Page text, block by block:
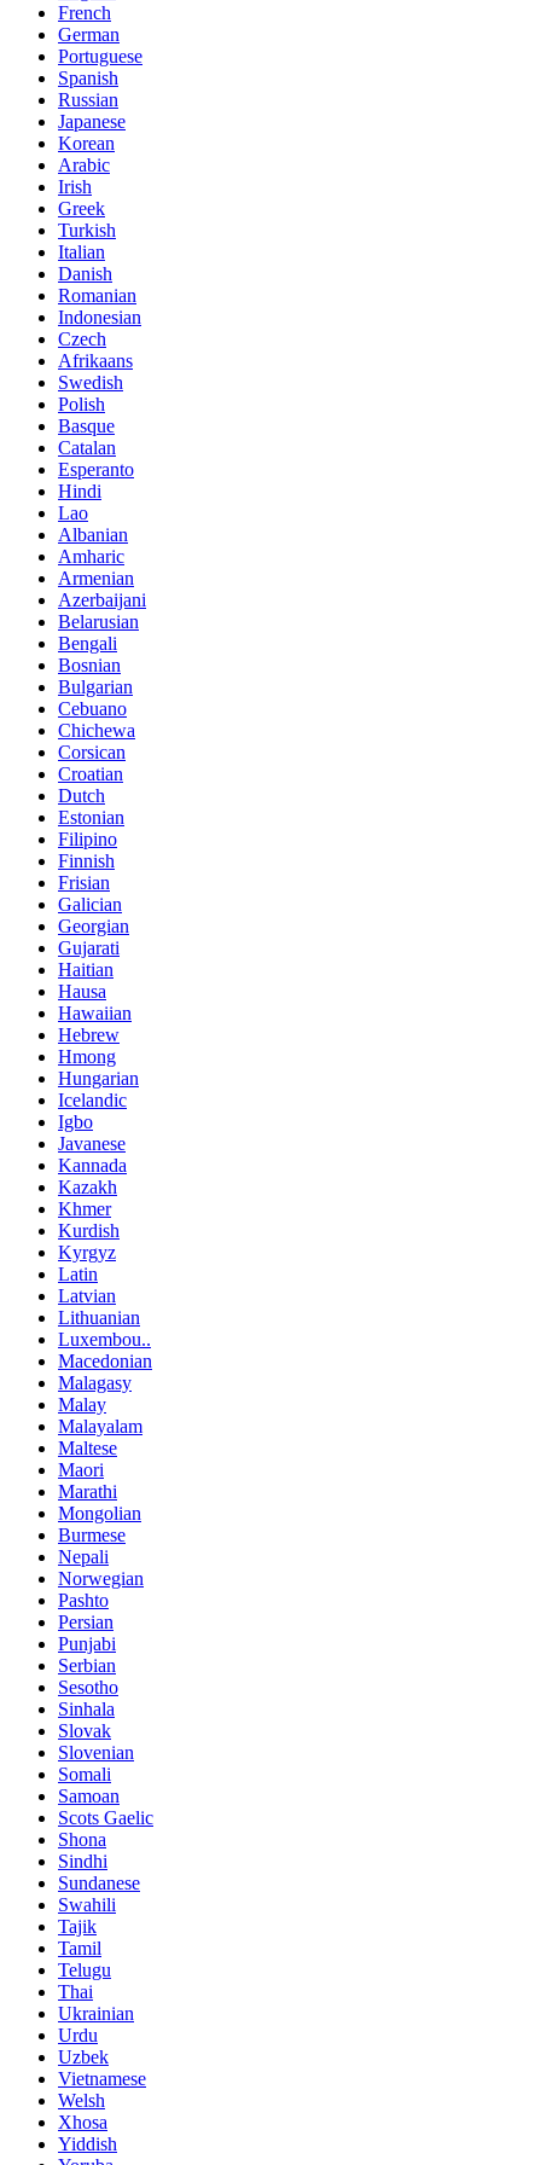
French
German
Portuguese
Spanish
Russian
Japanese
Korean
Arabic
Irish
Greek
Turkish
Italian
Danish
Romanian
Indonesian
Czech
Afrikaans
Swedish
Polish
Basque
Catalan
Esperanto
Hindi
Lao
Albanian
Amharic
Armenian
Azerbaijani
Belarusian
Bengali
Bosnian
Bulgarian
Cebuano
Chichewa
Corsican
Croatian
Dutch
Estonian
Filipino
Finnish
Frisian
Galician
Georgian
Gujarati
Haitian
Hausa
Hawaiian
Hebrew
Hmong
Hungarian
Icelandic
Igbo
Javanese
Kannada
Kazakh
Khmer
Kurdish
Kyrgyz
Latin
Latvian
Lithuanian
Luxembou..
Macedonian
Malagasy
Malay
Malayalam
Maltese
Maori
Marathi
Mongolian
Burmese
Nepali
Norwegian
Pashto
Persian
Punjabi
Serbian
Sesotho
Sinhala
Slovak
Slovenian
Somali
Samoan
Scots Gaelic
Shona
Sindhi
Sundanese
Swahili
Tajik
Tamil
Telugu
Thai
Ukrainian
Urdu
Uzbek
Vietnamese
Welsh
Xhosa
Yiddish